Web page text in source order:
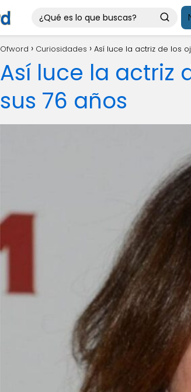
Ofword Curiosidades Así luce la actriz de los
Así luce la actriz
sus 76 años